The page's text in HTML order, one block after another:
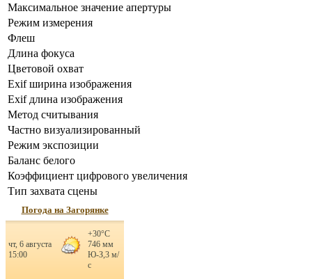
Максимальное значение апертуры
Режим измерения
Флеш
Длина фокуса
Цветовой охват
Exif ширина изображения
Exif длина изображения
Метод считывания
Частно визуализированный
Режим экспозиции
Баланс белого
Коэффициент цифрового увеличения
Тип захвата сцены
Погода на Загорянке